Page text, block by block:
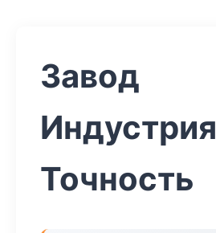
Завод
Индустрия
Точность